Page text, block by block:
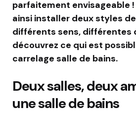
parfaitement envisageable !
ainsi installer deux styles
différents sens, différentes
découvrez ce qui est
carrelage salle de bains.
Deux salles, deux
une salle de bains